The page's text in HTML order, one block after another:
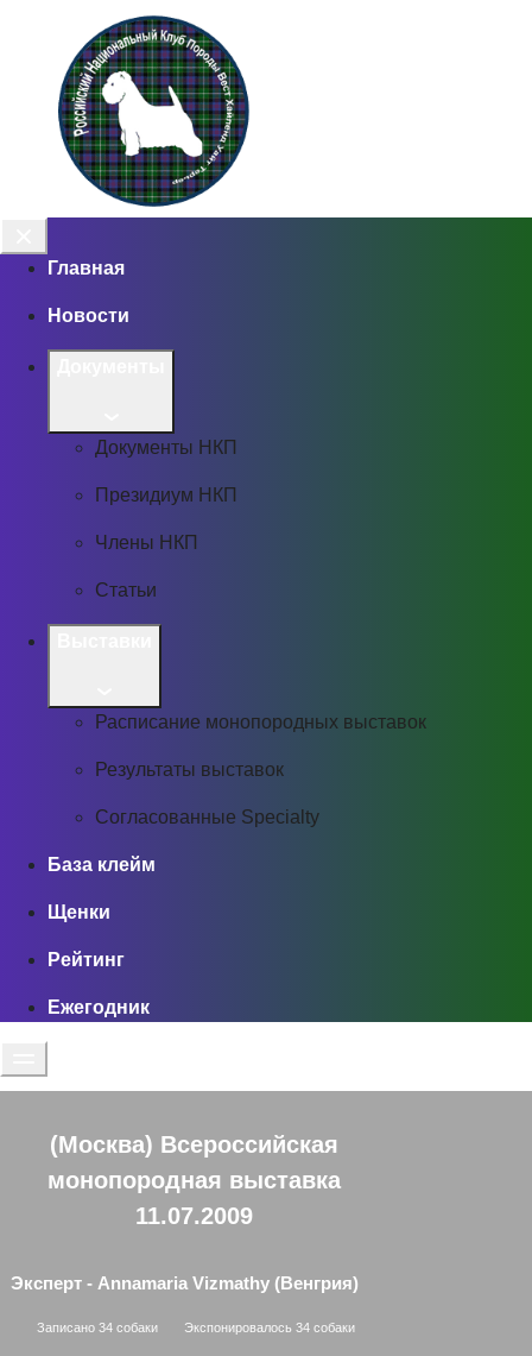
Главная
Новости
Документы НКП
Президиум НКП
Члены НКП
Статьи
Расписание монопородных выставок
Результаты выставок
Согласованные Specialty
База клейм
Щенки
Рейтинг
Ежегодник
Экспонировалось 34 собаки
Записано 34 собаки
Эксперт - Annamaria Vizmathy (Венгрия)
(Москва) Всероссийская
монопородная выставка
11.07.2009